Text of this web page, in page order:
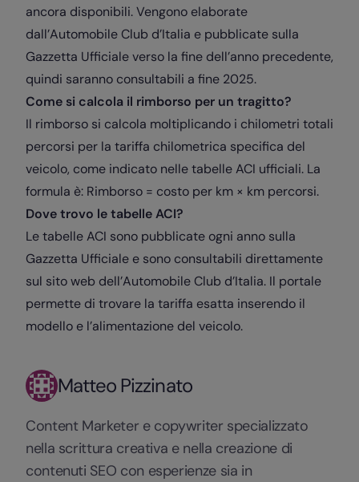
ancora disponibili. Vengono elaborate
dall’Automobile Club d’Italia e pubblicate sulla
Gazzetta Ufficiale verso la fine dell’anno precedente,
quindi saranno consultabili a fine 2025.
Come si calcola il rimborso per un tragitto?
Il rimborso si calcola moltiplicando i chilometri totali
percorsi per la tariffa chilometrica specifica del
veicolo, come indicato nelle tabelle ACI ufficiali. La
formula è: Rimborso = costo per km × km percorsi.
Dove trovo le tabelle ACI?
Le tabelle ACI sono pubblicate ogni anno sulla
Gazzetta Ufficiale e sono consultabili direttamente
sul sito web dell’Automobile Club d’Italia. Il portale
permette di trovare la tariffa esatta inserendo il
modello e l’alimentazione del veicolo.
Matteo Pizzinato
Content Marketer e copywriter specializzato
nella scrittura creativa e nella creazione di
contenuti SEO con esperienze sia in